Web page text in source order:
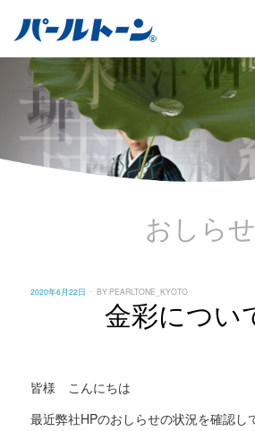
おしらせ
POSTED
2020年6月22日 BY PEARLTONE_KYOTO
金彩につい
皆様 こんにちは
最近弊社HPのおしらせの状況を確認し